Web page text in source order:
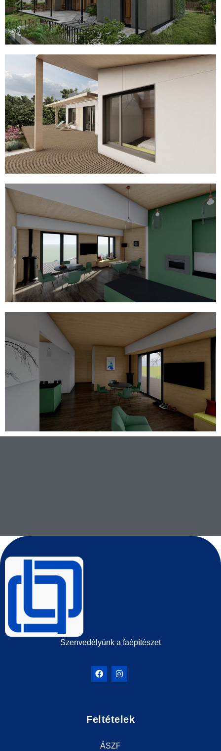
Szenvedélyünk a faépítészet
Feltételek
ÁSZF